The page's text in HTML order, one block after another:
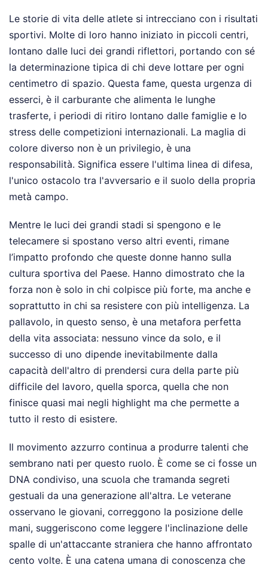
Le storie di vita delle atlete si intrecciano con i risultati
sportivi. Molte di loro hanno iniziato in piccoli centri,
lontano dalle luci dei grandi riflettori, portando con sé
la determinazione tipica di chi deve lottare per ogni
centimetro di spazio. Questa fame, questa urgenza di
esserci, è il carburante che alimenta le lunghe
trasferte, i periodi di ritiro lontano dalle famiglie e lo
stress delle competizioni internazionali. La maglia di
colore diverso non è un privilegio, è una
responsabilità. Significa essere l'ultima linea di difesa,
l'unico ostacolo tra l'avversario e il suolo della propria
metà campo.
Mentre le luci dei grandi stadi si spengono e le
telecamere si spostano verso altri eventi, rimane
l’impatto profondo che queste donne hanno sulla
cultura sportiva del Paese. Hanno dimostrato che la
forza non è solo in chi colpisce più forte, ma anche e
soprattutto in chi sa resistere con più intelligenza. La
pallavolo, in questo senso, è una metafora perfetta
della vita associata: nessuno vince da solo, e il
successo di uno dipende inevitabilmente dalla
capacità dell'altro di prendersi cura della parte più
difficile del lavoro, quella sporca, quella che non
finisce quasi mai negli highlight ma che permette a
tutto il resto di esistere.
Il movimento azzurro continua a produrre talenti che
sembrano nati per questo ruolo. È come se ci fosse un
DNA condiviso, una scuola che tramanda segreti
gestuali da una generazione all'altra. Le veterane
osservano le giovani, correggono la posizione delle
mani, suggeriscono come leggere l'inclinazione delle
spalle di un'attaccante straniera che hanno affrontato
cento volte. È una catena umana di conoscenza che